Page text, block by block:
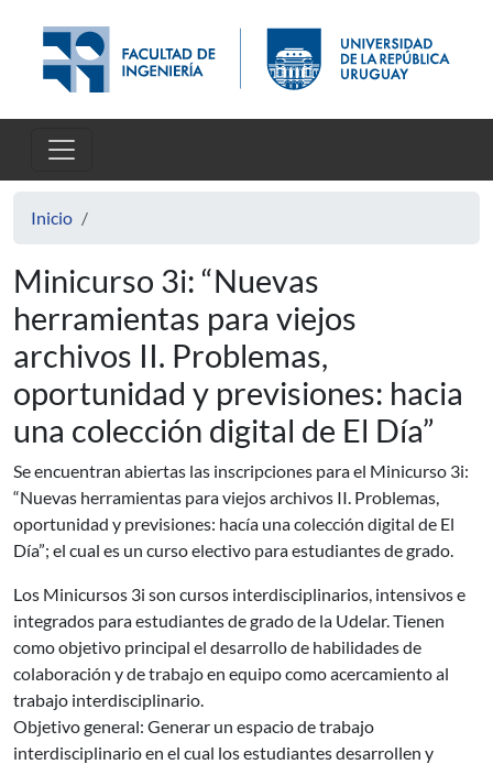
Inicio
Minicurso 3i: “Nuevas
herramientas para viejos
archivos II. Problemas,
oportunidad y previsiones: hacia
una colección digital de El Día”
Se encuentran abiertas las inscripciones para el Minicurso 3i:
“Nuevas herramientas para viejos archivos II. Problemas,
oportunidad y previsiones: hacía una colección digital de El
Día”; el cual es un curso electivo para estudiantes de grado.
Los Minicursos 3i son cursos interdisciplinarios, intensivos e
integrados para estudiantes de grado de la Udelar. Tienen
como objetivo principal el desarrollo de habilidades de
colaboración y de trabajo en equipo como acercamiento al
trabajo interdisciplinario.
Objetivo general: Generar un espacio de trabajo
interdisciplinario en el cual los estudiantes desarrollen y